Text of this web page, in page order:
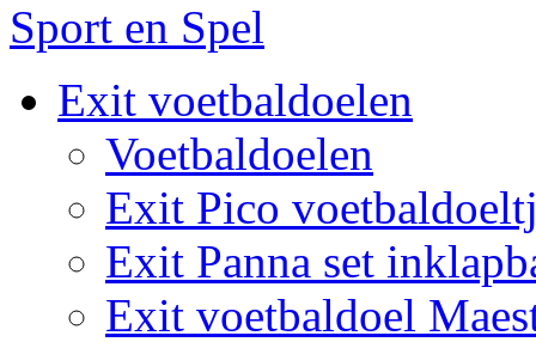
Sport en Spel
Exit voetbaldoelen
Voetbaldoelen
Exit Pico
Exit Panna set
Exit voetbaldoel